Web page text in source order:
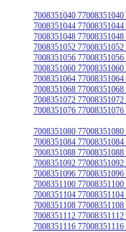
7008351040
7008351044
7008351048
7008351052
7008351056
7008351060
7008351064
7008351068
7008351072
7008351076
7008351080
7008351084
7008351088
7008351092
7008351096
7008351100
7008351104
7008351108
7008351112
7008351116